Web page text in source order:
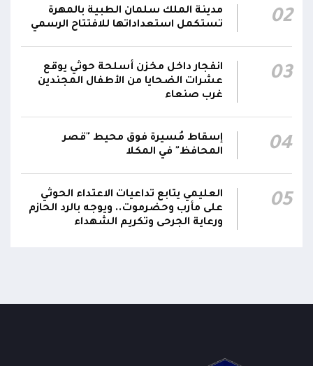
دائمة لمتابعة التطورات الميدانية والأمنية واتخاذ ما
يلزم من إجراءات بصورة عاجلة ومستمرة بما
يضمن سرعة الاستجابة للتصعيد الحوثي والتعامل
مع تداعياته على مختلف المستويات
01:12
أقر #مجلس_الدفاع_الوطني جملة من القرارات
والتوجيهات الهادفة إلى رفع مستوى الجاهزية
العسكرية والأمنية والدفاع المدني وتعزيز التنسيق
بين مؤسسات الدولة وحماية المدنيين والمنشآت
02
مدينة الملك سلمان الطبية بالمهرة
تستكمل استعداداتها للافتتاح الرسمي
03
انفجار داخل مخزن أسلحة حوثي يوقع
عشرات الضحايا من الأطفال المجندين
غرب صنعاء
04
إسقاط مُسيرة فوق محيط "قصر
المحافظ" في المكلا
05
العليمي يتابع تداعيات الاعتداء الحوثي
على مأرب وحضرموت.. ويوجه بالرد الحازم
ورعاية الجرحى وتكريم الشهداء